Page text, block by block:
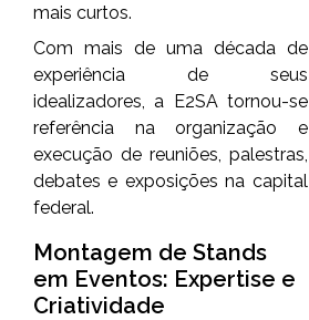
mais curtos.
Com mais de uma década de
experiência de seus
idealizadores, a E2SA tornou-se
referência na organização e
execução de reuniões, palestras,
debates e exposições na capital
federal.
Montagem de Stands
em Eventos: Expertise e
Criatividade